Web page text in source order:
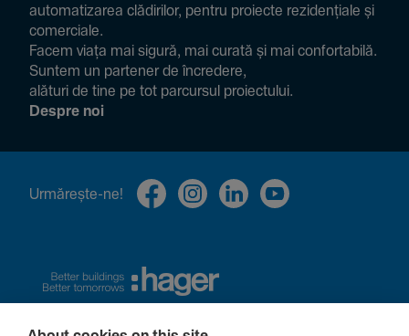
auto­ma­ti­zarea clădi­rilor, pentru proiecte rezi­den­țiale și
comer­ciale.
Facem viața mai sigură, mai curată și mai confor­ta­bilă.
Suntem un partener de încre­dere,
alături de tine pe tot parcursul proiec­tului.
Despre noi
Urmă­rește-ne!